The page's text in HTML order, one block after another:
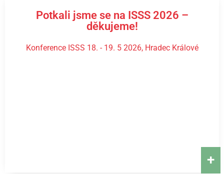
Potkali jsme se na ISSS 2026 –
děkujeme!
Konference ISSS 18. - 19. 5 2026, Hradec Králové
+